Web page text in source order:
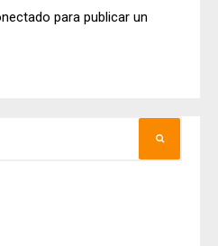
para publicar un